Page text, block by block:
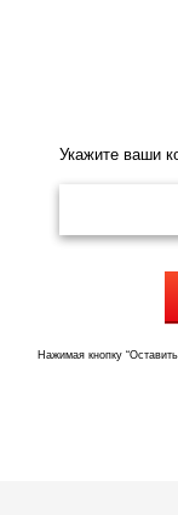
Укажите ваши
Нажимая кнопку